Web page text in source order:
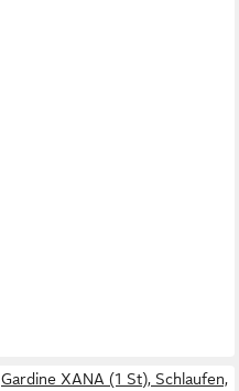
Gardine XANA (1 St), Schlaufen,